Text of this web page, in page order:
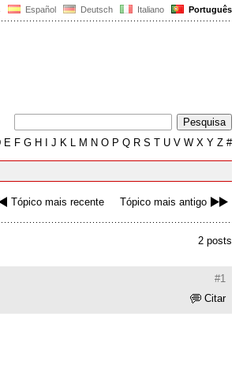
Español Deutsch Italiano Português
E F G H J K L M N O P Q R S T U V W X Y Z #
Tópico mais recente Tópico mais antigo
2 posts
#1
Citar